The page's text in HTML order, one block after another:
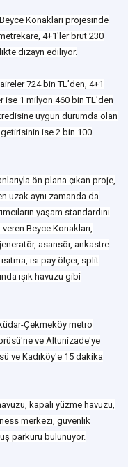
Konakları projesinde
4+1'ler brüt 230
dizayn ediliyor.
724 bin TL’den, 4+1
ise 1 milyon 460 bin TL’den
uygun durumda olan
ise 2 bin 100
ön plana çıkan proje,
uzak aynı zamanda da
yaşam standardını
Beyce Konakları,
asansör, ankastre
ısı pay ölçer, split
ışık havuzu gibi
Çekmeköy metro
ve Altunizade'ye
ve Kadıköy'e 15 dakika
kapalı yüzme havuzu,
merkezi, güvenlik
parkuru bulunuyor.